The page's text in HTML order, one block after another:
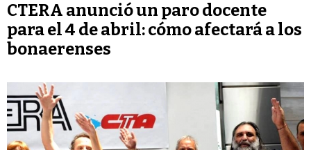
CTERA anunció un paro docente
para el 4 de abril: cómo afectará a los
bonaerenses